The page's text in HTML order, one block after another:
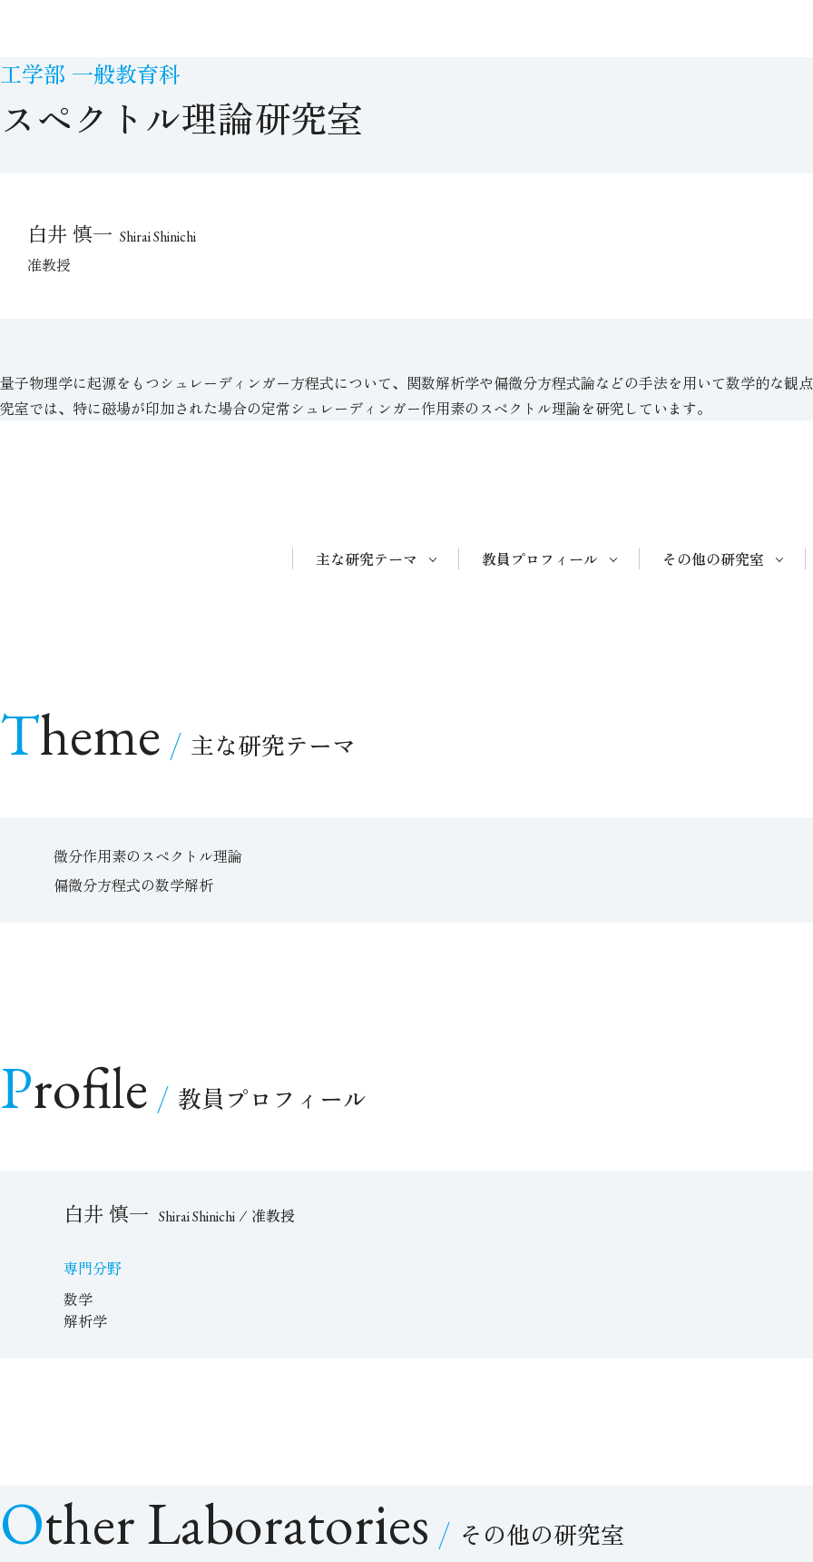
工学部 一般教育科
スペクトル理論研究室
白井 慎一 Shirai Shinichi
准教授
量子物理学に起源をもつシュレーディンガー方程式について、関数解析学や偏微分方程式論などの手法を用いて数学的な観
究室では、特に磁場が印加された場合の定常シュレーディンガー作用素のスペクトル理論を研究しています。
主な研究テーマ 教員プロフィール その他の研究室
Theme 主な研究テーマ
微分作用素のスペクトル理論
偏微分方程式の数学解析
Profile 教員プロフィール
白井 慎一 Shirai Shinichi 准教授
専門分野
数学
解析学
Other Laboratories その他の研究室